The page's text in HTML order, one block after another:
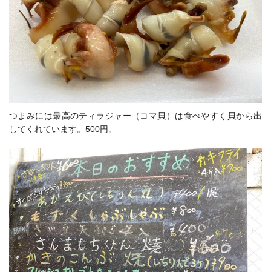
つまみには最高のティラジャー（コマ貝）は食べやすく貝から出
してくれています。500円。